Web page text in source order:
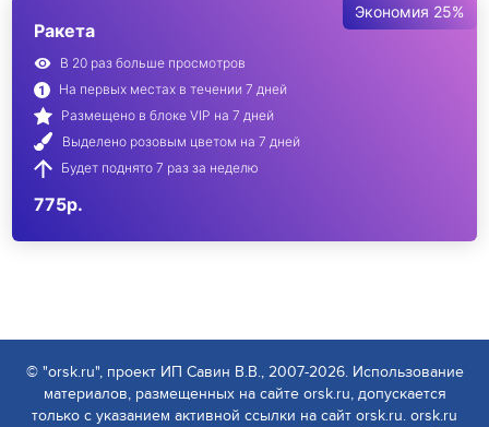
Экономия 25%
Ракета
В 20 раз больше просмотров
На первых местах в течении 7 дней
Размещено в блоке VIP на 7 дней
Выделено розовым цветом на 7 дней
Будет поднято 7 раз за неделю
775р.
© "orsk.ru", проект ИП Савин В.В., 2007-2026. Использование
материалов, размещенных на сайте orsk.ru, допускается
только с указанием активной ссылки на сайт orsk.ru. orsk.ru